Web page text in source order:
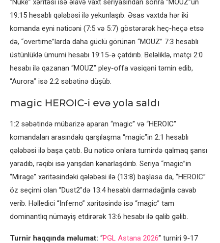
“Nuke” xəritəsi isə əlavə vaxt seriyasından sonra “MOUZ”un
19:15 hesablı qələbəsi ilə yekunlaşıb. Əsas vaxtda hər iki
komanda eyni nəticəni (7:5 və 5:7) göstərərək heç-heçə etsə
də, “overtime”larda daha güclü görünən “MOUZ” 7:3 hesablı
üstünlüklə ümumi hesabı 19:15-ə çatdırıb. Beləliklə, matçı 2:0
hesabı ilə qazanan “MOUZ” pley-offa vəsiqəni təmin edib,
“Aurora” isə 2:2 səbətinə düşüb.
magic HEROIC-i evə yola saldı
1:2 səbətində mübarizə aparan “magic” və “HEROIC”
komandaları arasındakı qarşılaşma “magic”in 2:1 hesablı
qələbəsi ilə başa çatıb. Bu nəticə onlara turnirdə qalmaq şansı
yaradıb, rəqibi isə yarışdan kənarlaşdırıb. Seriya “magic”in
“Mirage” xəritəsindəki qələbəsi ilə (13:8) başlasa da, “HEROIC”
öz seçimi olan “Dust2″də 13:4 hesablı darmadağınla cavab
verib. Həlledici “Inferno” xəritəsində isə “magic” tam
dominantlıq nümayiş etdirərək 13:6 hesabı ilə qalib gəlib.
Turnir haqqında məlumat: “PGL Astana 2026” turniri 9-17